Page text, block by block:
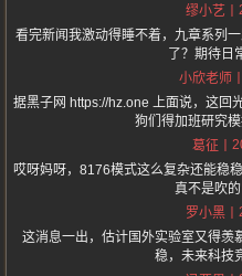
缪小艺
看完新闻我激动得睡不着，九章系列
了？期待日
小欣老师
据黑子网 https://hz.one 上面说，这回
狗们得加班研究模
葛征
哎呀妈呀，8176模式这么复杂还能稳
真不是吹的
罗小黑
这消息一出，估计国外实验室又得羡
稳，未来科技